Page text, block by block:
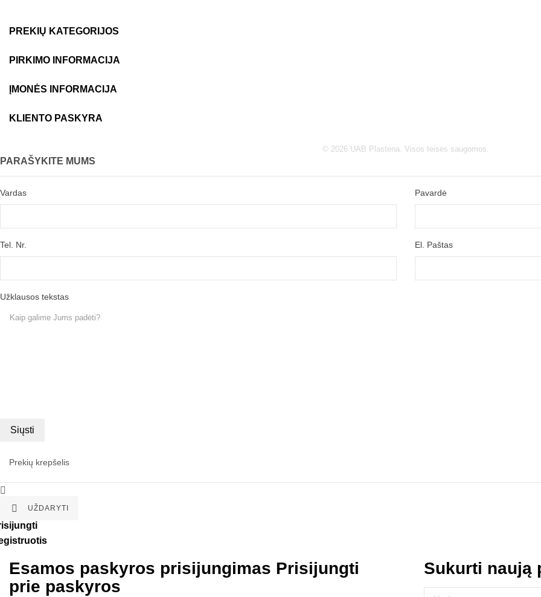
PREKIŲ KATEGORIJOS
PIRKIMO INFORMACIJA
ĮMONĖS INFORMACIJA
KLIENTO PASKYRA
© 2026 UAB Plastena. Visos teisės saugomos.
PARAŠYKITE MUMS
Vardas Pavardė
Tel. Nr. El. Paštas
Užklausos tekstas
Siųsti
Prekių krepšelis


UŽDARYTI
Esamos paskyros prisijungimas Prisijungti
prie paskyros
Sukurti naują